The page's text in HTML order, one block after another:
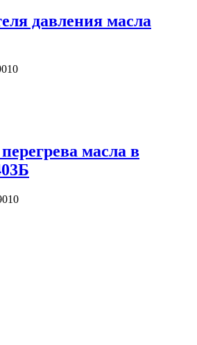
давления масла
масла в